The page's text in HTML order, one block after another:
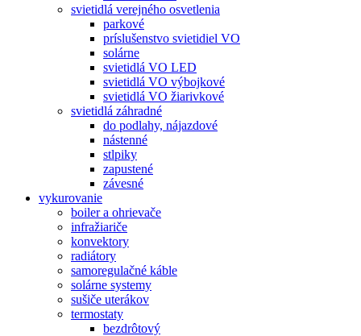
svietidlá verejného osvetlenia
parkové
príslušenstvo svietidiel VO
solárne
svietidlá VO LED
svietidlá VO výbojkové
svietidlá VO žiarivkové
svietidlá záhradné
do podlahy, nájazdové
nástenné
stlpiky
zapustené
závesné
vykurovanie
boiler a ohrievače
infražiariče
konvektory
radiátory
samoregulačné káble
solárne systemy
sušiče uterákov
termostaty
bezdrôtový